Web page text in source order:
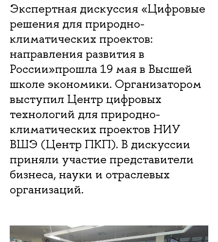
Экспертная дискуссия «Цифровые
решения для природно-
климатических проектов:
направления развития в
России»прошла 19 мая в Высшей
школе экономики. Организатором
выступил Центр цифровых
технологий для природно-
климатических проектов НИУ
ВШЭ (Центр ПКП). В дискуссии
приняли участие представители
бизнеса, науки и отраслевых
организаций.